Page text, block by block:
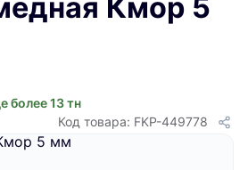
Кмор 5
более 13 тн
Код товара: FKP-449778